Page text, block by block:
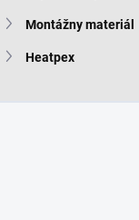
Montážny materiál
Heatpex